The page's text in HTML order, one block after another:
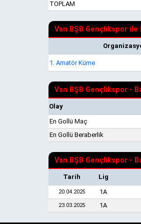
TOPLAM
Van BŞB Gençlikspor
1. Amatör Küme
Van BŞB Gençlikspor -
Olay
En Gollü Maç
En Gollü Beraberlik
Van BŞB Gençlikspor -
Tarih Lig
20.04.2025 1A
23.03.2025 1A